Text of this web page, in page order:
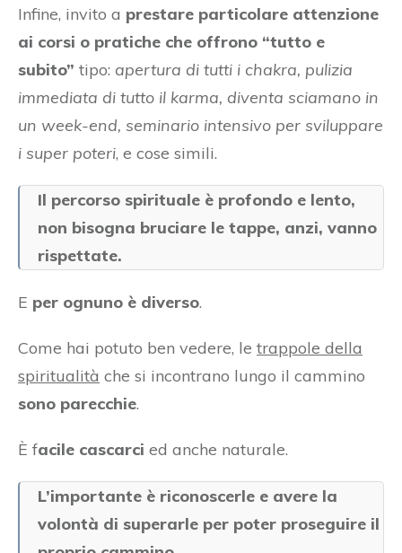
Infine, invito a prestare particolare attenzione
ai corsi o pratiche che offrono “tutto e
subito” tipo: apertura di tutti i chakra, pulizia
immediata di tutto il karma, diventa sciamano in
un week-end, seminario intensivo per sviluppare
i super poteri, e cose simili.
Il percorso spirituale è profondo e lento,
non bisogna bruciare le tappe, anzi, vanno
rispettate.
E per ognuno è diverso.
Come hai potuto ben vedere, le trappole della
spiritualità che si incontrano lungo il cammino
sono parecchie.
È facile cascarci ed anche naturale.
L’importante è riconoscerle e avere la
volontà di superarle per poter proseguire il